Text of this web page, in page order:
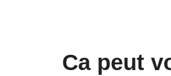
Ca peut